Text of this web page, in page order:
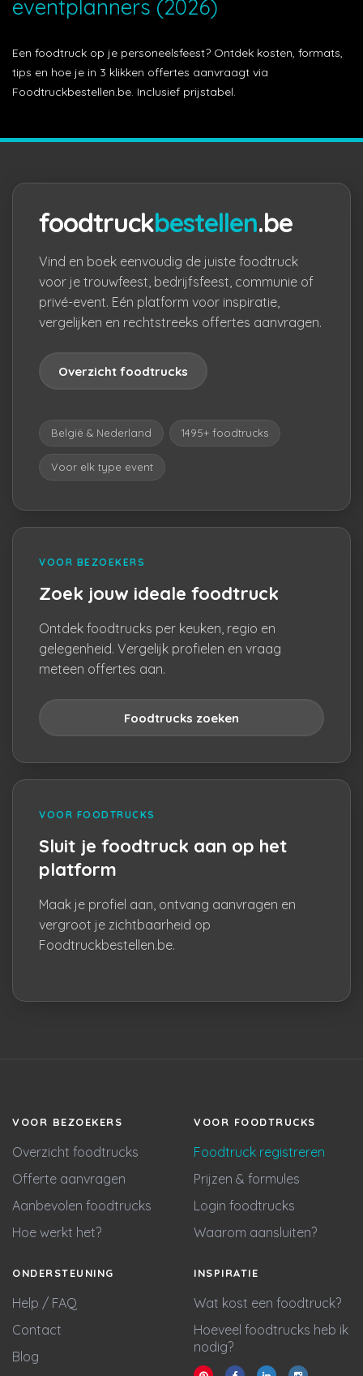
eventplanners (2026)
Een foodtruck op je personeelsfeest? Ontdek kosten, formats,
tips en hoe je in 3 klikken offertes aanvraagt via
Foodtruckbestellen.be. Inclusief prijstabel.
foodtruckbestellen.be
Vind en boek eenvoudig de juiste foodtruck
voor je trouwfeest, bedrijfsfeest, communie of
privé-event. Eén platform voor inspiratie,
vergelijken en rechtstreeks offertes aanvragen.
Overzicht foodtrucks
België & Nederland 1495+ foodtrucks
Voor elk type event
VOOR BEZOEKERS
Zoek jouw ideale foodtruck
Ontdek foodtrucks per keuken, regio en
gelegenheid. Vergelijk profielen en vraag
meteen offertes aan.
Foodtrucks zoeken
VOOR FOODTRUCKS
Sluit je foodtruck aan op het
platform
Maak je profiel aan, ontvang aanvragen en
vergroot je zichtbaarheid op
Foodtruckbestellen.be.
VOOR BEZOEKERS
Overzicht foodtrucks
Offerte aanvragen
Aanbevolen foodtrucks
Hoe werkt het?
VOOR FOODTRUCKS
Foodtruck registreren
Prijzen & formules
Login foodtrucks
Waarom aansluiten?
ONDERSTEUNING
Help / FAQ
Contact
Blog
INSPIRATIE
Wat kost een foodtruck?
Hoeveel foodtrucks heb ik
nodig?